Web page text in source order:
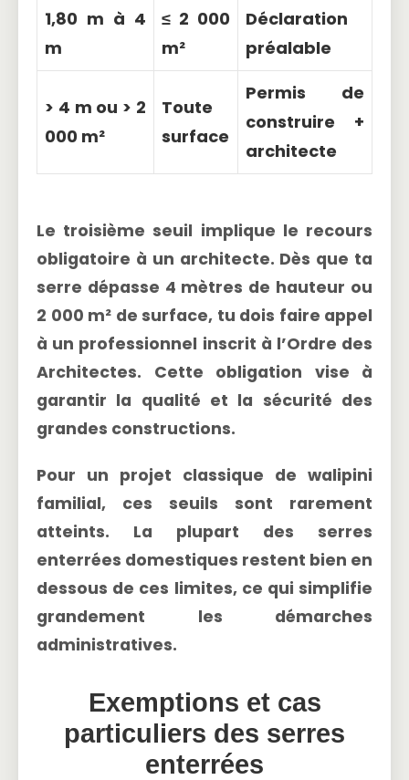
1,80 m à 4
m
≤ 2 000
m²
Déclaration
préalable
> 4 m ou > 2
000 m²
Toute
surface
Permis de
construire +
architecte
Le troisième seuil implique le recours
obligatoire à un architecte. Dès que ta
serre dépasse 4 mètres de hauteur ou
2 000 m² de surface, tu dois faire appel
à un professionnel inscrit à l’Ordre des
Architectes. Cette obligation vise à
garantir la qualité et la sécurité des
grandes constructions.
Pour un projet classique de walipini
familial, ces seuils sont rarement
atteints. La plupart des serres
enterrées domestiques restent bien en
dessous de ces limites, ce qui simplifie
grandement les démarches
administratives.
Exemptions et cas
particuliers des serres
enterrées